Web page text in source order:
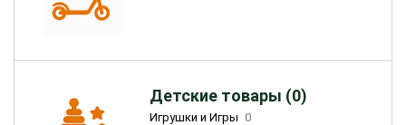
Детские товары (0)
Игрушки и Игры 0